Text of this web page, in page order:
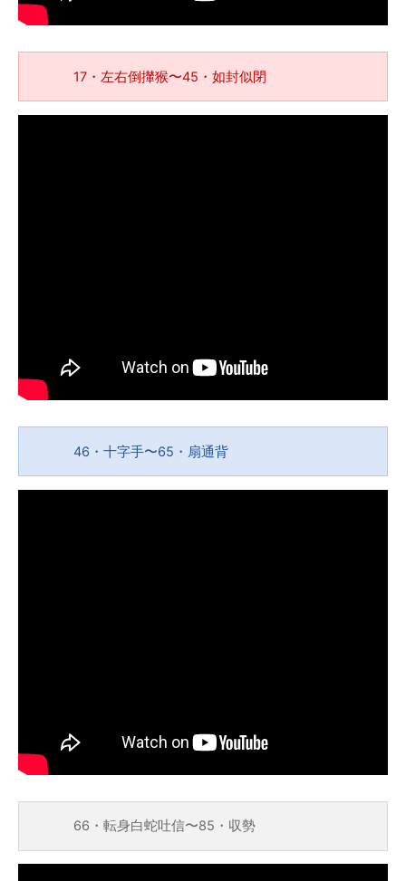
17・左右倒攆猴〜45・如封似閉
46・十字手〜65・扇通背
66・転身白蛇吐信〜85・収勢